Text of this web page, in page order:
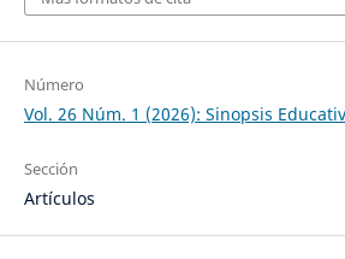
Número
Vol. 26 Núm. 1 (2026): Sinopsis
Sección
Artículos